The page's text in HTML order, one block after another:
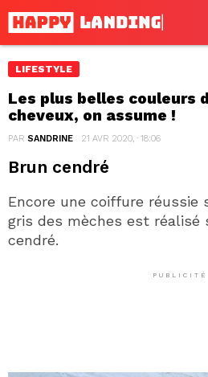
LIFESTYLE
Les plus belles couleurs
cheveux, on assume !
PAR SANDRINE 21 AVR 2020, · 18:06
Brun cendré
Encore une coiffure réussie
gris des mèches est réalisé
cendré.
PUBLICITÉ